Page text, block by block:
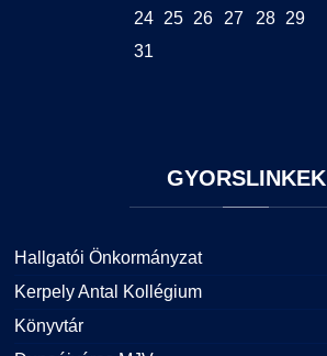
24
25 26 27 28 29
31
GYORSLINKEK
Hallgatói Önkormányzat
Kerpely Antal Kollégium
Könyvtár